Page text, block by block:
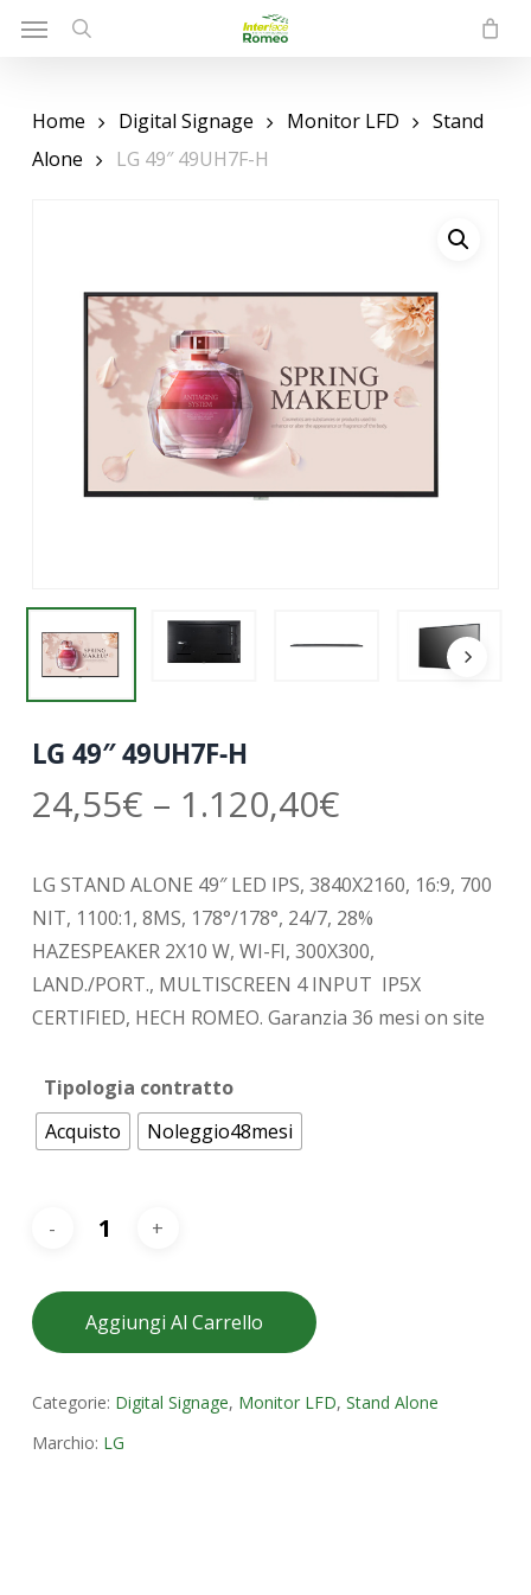
Skip
content
Menu
Home Digital Signage Monitor LFD
Stand
Alone
LG 49″ 49UH7F-H
LG 49″ 49UH7F-H
24,55€ – 1.120,40€
LG STAND ALONE 49″ LED IPS, 3840X2160, 16:9, 700
NIT, 1100:1, 8MS, 178°/178°, 24/7, 28%
HAZESPEAKER 2X10 W, WI-FI, 300X300,
LAND./PORT., MULTISCREEN 4 INPUT IP5X
CERTIFIED, HECH ROMEO. Garanzia 36 mesi on site
Tipologia contratto
Acquisto
Noleggio48mesi
Aggiungi Al Carrello
Categorie: Digital Signage, Monitor LFD, Stand Alone
Marchio: LG